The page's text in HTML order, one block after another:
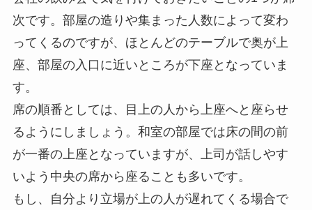
次です。部屋の造りや集まった人数によって変わ
ってくるのですが、ほとんどのテーブルで奥が上
座、部屋の入口に近いところが下座となっていま
す。
席の順番としては、目上の人から上座へと座らせ
るようにしましょう。和室の部屋では床の間の前
が一番の上座となっていますが、上司が話しやす
いよう中央の席から座ることも多いです。
もし、自分より立場が上の人が遅れてくる場合で